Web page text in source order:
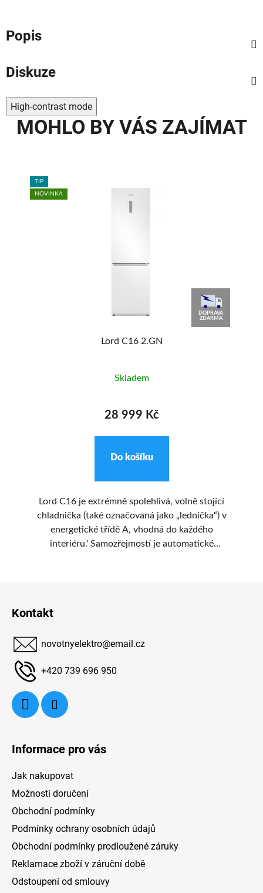
Popis
Diskuze
High-contrast mode
MOHLO BY VÁS ZAJÍMAT
TIP
NOVINKA
DOPRAVA
ZDARMA
Lord C16 2.GN
Skladem
28 999 Kč
Do košíku
Lord C16 je extrémně spolehlivá, volně stojící
chladnička (také označovaná jako „lednička“) v
energetické třídě A, vhodná do každého
interiéru.' Samozřejmostí je automatické
Kontakt
novotnyelektro@email.cz
+420 739 696 950
Informace pro vás
Jak nakupovat
Možnosti doručení
Obchodní podmínky
Podmínky ochrany osobních údajů
Obchodní podmínky prodloužené záruky
Reklamace zboží v záruční době
Odstoupení od smlouvy